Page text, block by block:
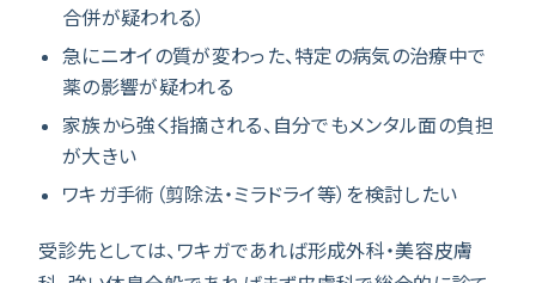
合併が疑われる）
急にニオイの質が変わった、特定の病気の治療中で
薬の影響が疑われる
家族から強く指摘される、自分でもメンタル面の負担
が大きい
ワキガ手術（剪除法・ミラドライ等）を検討したい
受診先としては、ワキガであれば形成外科・美容皮膚